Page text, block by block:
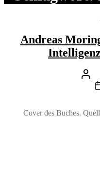
Andreas
Cover des Buches.